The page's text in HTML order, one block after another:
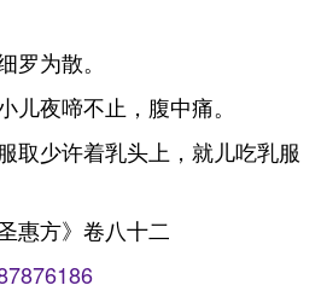
罗为散。
儿夜啼不止，腹中痛。
取少许着乳头上，就儿吃乳服
惠方》卷八十二